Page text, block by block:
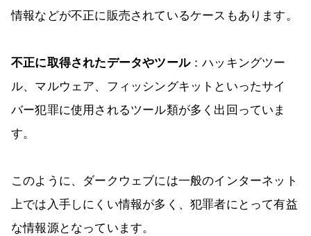
情報などが不正に販売されているケースもあります。
不正に取得されたデータやツール：ハッキングツー
ル、マルウェア、フィッシングキットといったサイ
バー犯罪に使用されるツール類が多く出回っていま
す。
このように、ダークウェブには一般のインターネット
上では入手しにくい情報が多く、犯罪者にとって有益
な情報源となっています。